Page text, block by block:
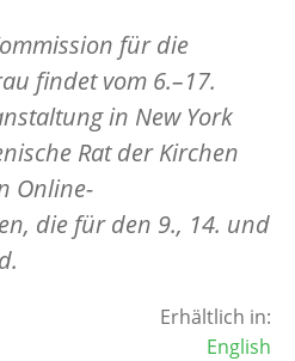
für die
findet vom 6.–17.
in New York
Rat der Kirchen
Online-
die für den 9., 14. und
Erhältlich in:
English